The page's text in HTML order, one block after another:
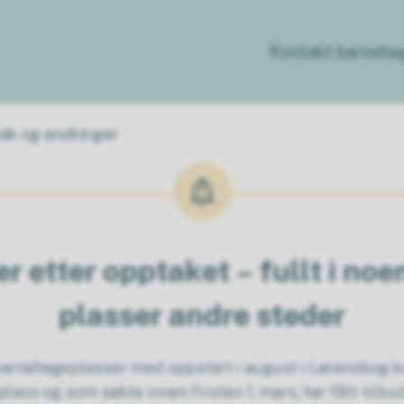
Kontakt
og endringer
etter opptaket – fullt i
plasser andre steder
med oppstart i august i Lørenskog
og som søkte innen fristen 1. mars, har fått